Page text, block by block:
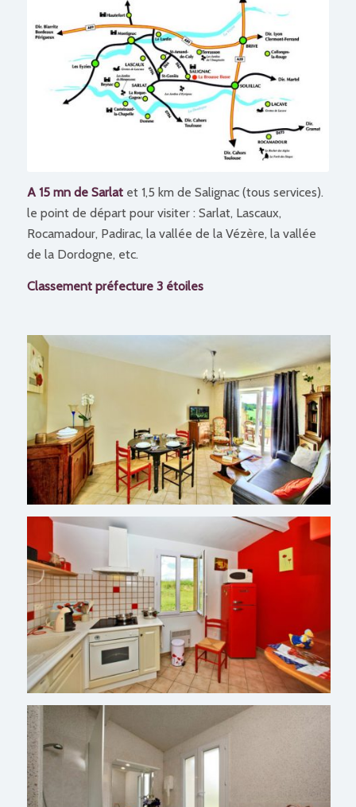
A 15 mn de Sarlatet 1,5 km de Salignac (tous services).
le point de départ pour visiter : Sarlat, Lascaux,
Rocamadour, Padirac, la vallée de la Vézère, la vallée
de la Dordogne, etc.
Classement préfecture 3 étoiles